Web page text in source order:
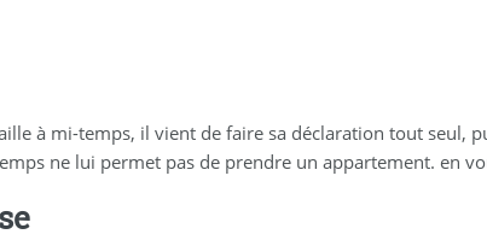
à mi-temps, il vient de faire sa déclaration tout seul,
ne lui permet pas de prendre un appartement. en